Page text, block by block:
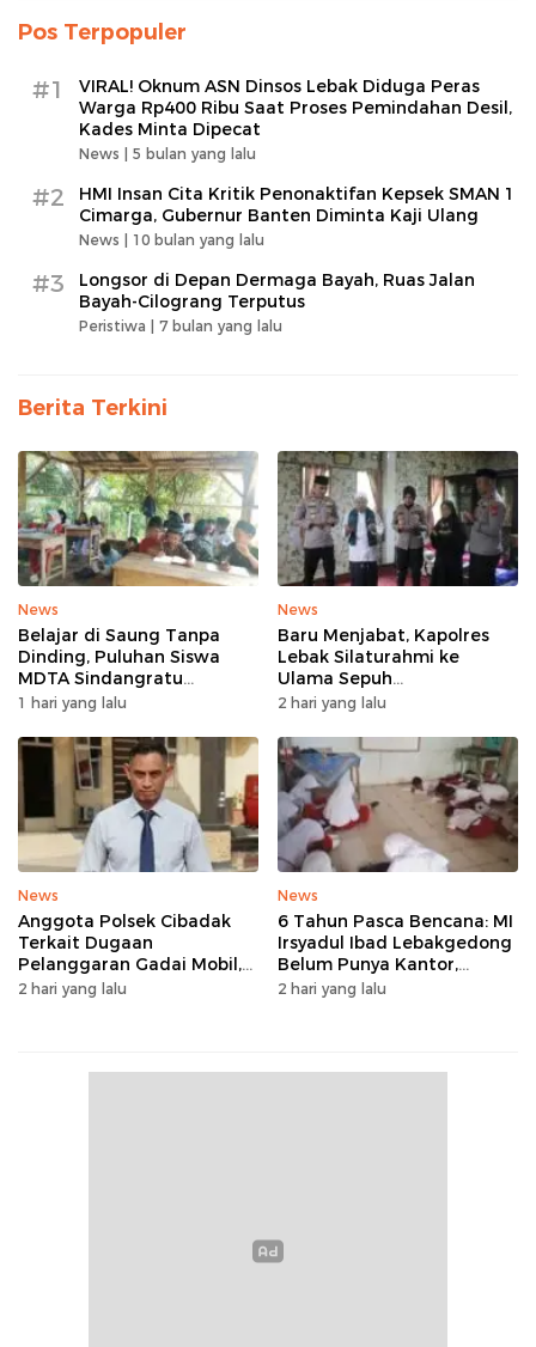
Pos Terpopuler
#1
VIRAL! Oknum ASN Dinsos Lebak Diduga Peras
Warga Rp400 Ribu Saat Proses Pemindahan Desil,
Kades Minta Dipecat
News | 5 bulan yang lalu
#2
HMI Insan Cita Kritik Penonaktifan Kepsek SMAN 1
Cimarga, Gubernur Banten Diminta Kaji Ulang
News | 10 bulan yang lalu
#3
Longsor di Depan Dermaga Bayah, Ruas Jalan
Bayah-Cilograng Terputus
Peristiwa | 7 bulan yang lalu
Berita Terkini
News
Belajar di Saung Tanpa
Dinding, Puluhan Siswa
MDTA Sindangratu
Panggarangan Bertahan
1 hari yang lalu
News
Baru Menjabat, Kapolres
Lebak Silaturahmi ke
Ulama Sepuh
Rangkasbitung
2 hari yang lalu
News
Anggota Polsek Cibadak
Terkait Dugaan
Pelanggaran Gadai Mobil,
Kasus Ditangani Bid
2 hari yang lalu
News
6 Tahun Pasca Bencana: MI
Irsyadul Ibad Lebakgedong
Belum Punya Kantor,
Belajar Tanpa Meja-Kursi
2 hari yang lalu